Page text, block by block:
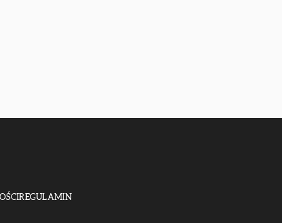
REGULAMIN